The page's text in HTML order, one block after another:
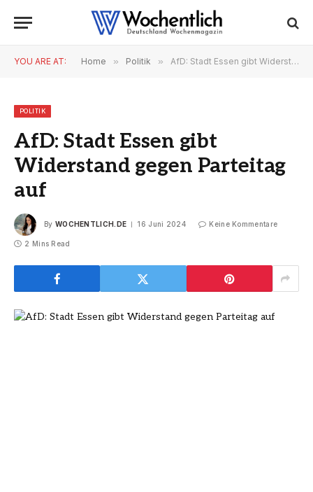
YOU ARE AT: Home » Politik » AfD: Stadt Essen gibt Widerstand gegen Parteitag auf
POLITIK
AfD: Stadt Essen gibt
Widerstand gegen Parteitag
auf
By WOCHENTLICH.DE 16 Juni 2024 Keine Kommentare
2 Mins Read